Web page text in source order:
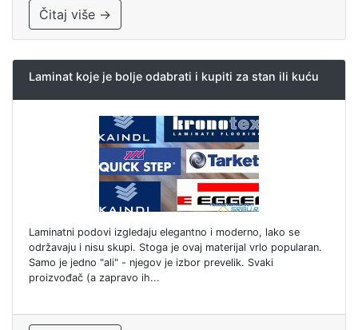
Čitaj više →
Laminat koje je bolje odabrati i kupiti za stan ili kuću
Laminatni podovi izgledaju elegantno i moderno, lako se
održavaju i nisu skupi. Stoga je ovaj materijal vrlo popularan.
Samo je jedno "ali" - njegov je izbor prevelik. Svaki
proizvođač (a zapravo ih...